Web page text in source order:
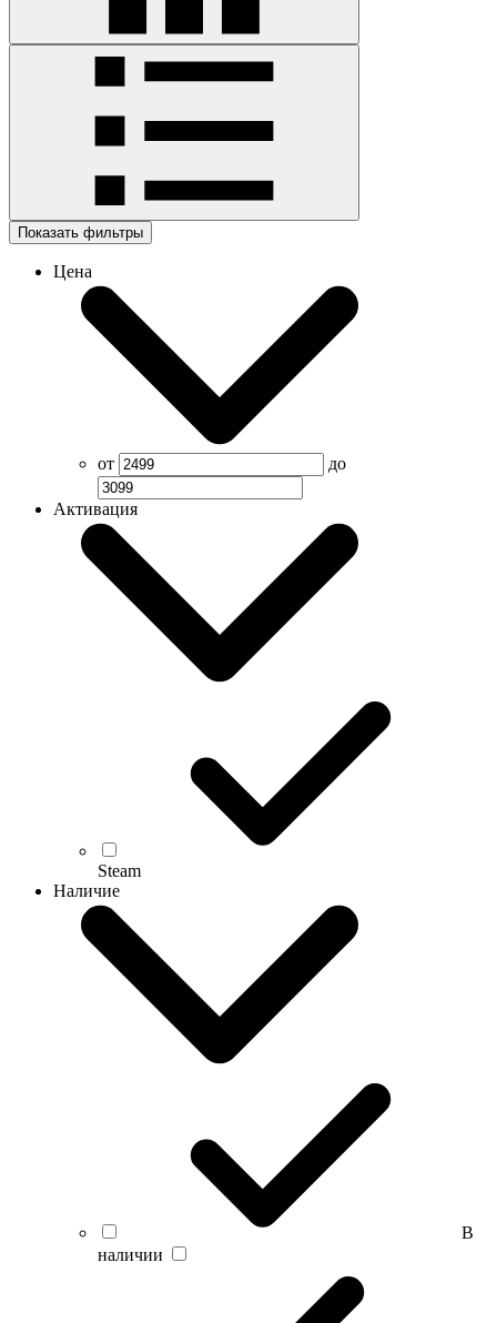
Показать фильтры
Цена
от до
Активация
Steam
Наличие
В
наличии